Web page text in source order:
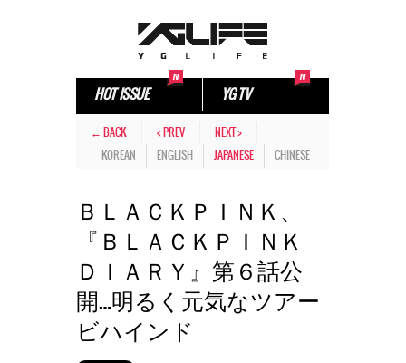
HOT ISSUE YG TV
← BACK < PREV
NEXT >
KOREAN
ENGLISH JAPANESE CHINESE
ＢＬＡＣＫＰＩＮＫ、
『ＢＬＡＣＫＰＩＮＫ
ＤＩＡＲＹ』第６話公
開…明るく元気なツアー
ビハインド